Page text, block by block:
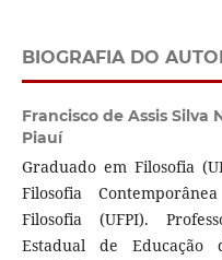
BIOGRAFIA DO
Francisco de Assis Silva
Piauí
Graduado em Filosofia
Filosofia
Filosofia (UFPI).
Estadual de Educação